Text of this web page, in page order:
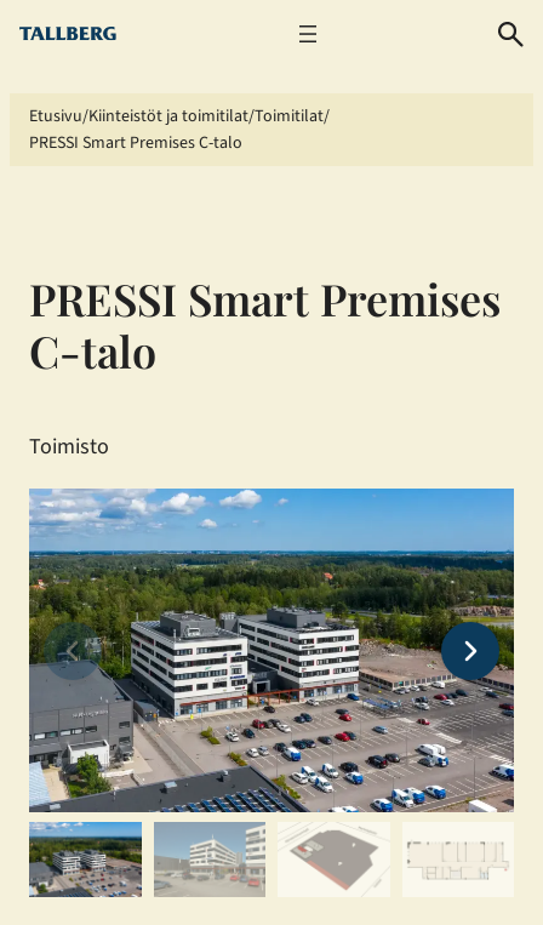
Siirry
Etusivu Kiinteistöt ja toimitilat Toimitilat
PRESSI Smart Premises C-talo
PRESSI Smart Premises
C-talo
Toimisto